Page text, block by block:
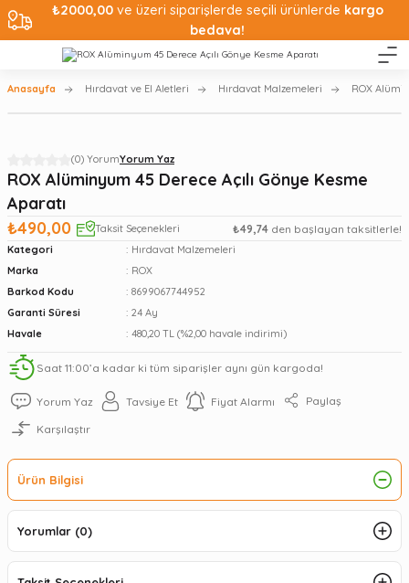
₺2000,00ve üzeri siparişlerde seçili ürünlerde kargo
bedava!
Anasayfa Hırdavat ve El Aletleri Hırdavat Malzemeleri ROX
(0) YorumYorum Yaz
ROX Alüminyum 45 Derece Açılı Gönye Kesme
Aparatı
₺490,00
Taksit Seçenekleri ₺49,74 den başlayan taksitlerle!
Kategori
Hırdavat Malzemeleri
Marka
ROX
Barkod Kodu
8699067744952
Garanti Süresi
24 Ay
Havale
480,20 TL (%2,00 havale indirimi)
Saat 11:00’a kadar ki tüm siparişler aynı gün kargoda!
Yorum Yaz Tavsiye Et Fiyat Alarmı Paylaş
Karşılaştır
Ürün Bilgisi
Yorumlar (0)